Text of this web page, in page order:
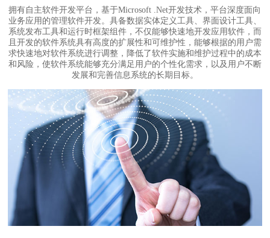
拥有自主软件开发平台，基于Microsoft .Net开发技术，平台深度面向
业务应用的管理软件开发。具备数据实体定义工具、界面设计工具、
系统发布工具和运行时框架组件，不仅能够快速地开发应用软件，而
且开发的软件系统具有高度的扩展性和可维护性，能够根据的用户需
求快速地对软件系统进行调整，降低了软件实施和维护过程中的成本
和风险，使软件系统能够充分满足用户的个性化需求，以及用户不断
发展和完善信息系统的长期目标。